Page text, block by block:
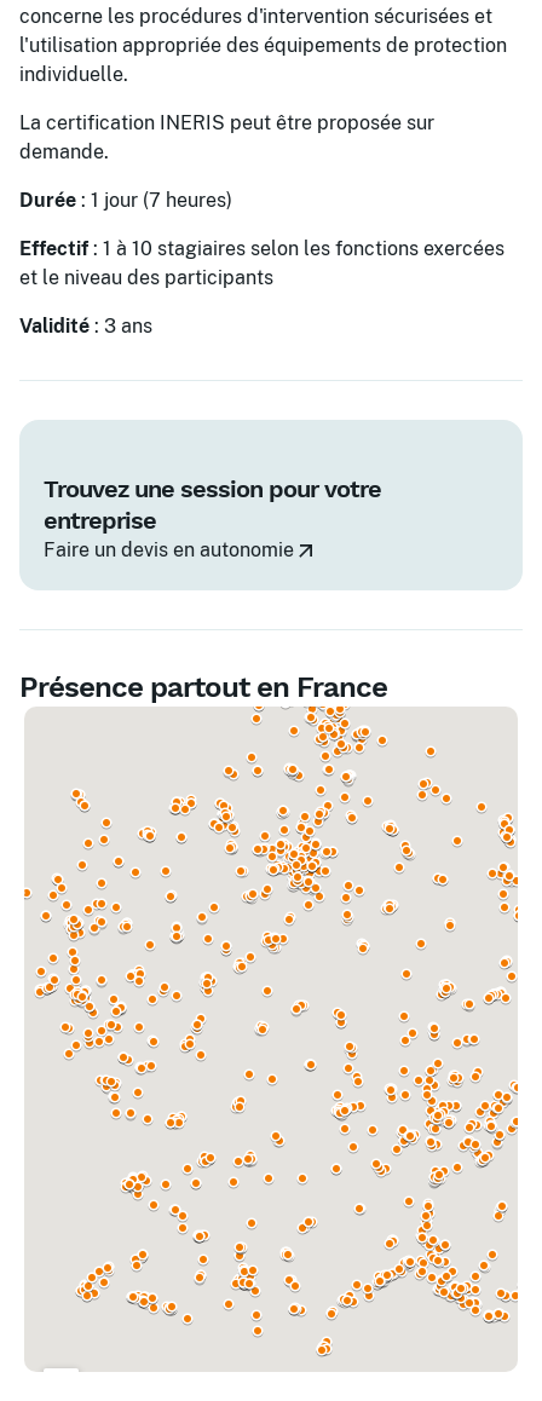
concerne les procédures d'intervention sécurisées et
l'utilisation appropriée des équipements de protection
individuelle.​
La certification INERIS peut être proposée sur
demande.
Durée : 1 jour (7 heures)
Effectif : 1 à 10 stagiaires selon les fonctions exercées
et le niveau des participants
Validité : 3 ans
Trouvez une session pour votre
entreprise
Faire un devis en autonomie
Présence partout en France